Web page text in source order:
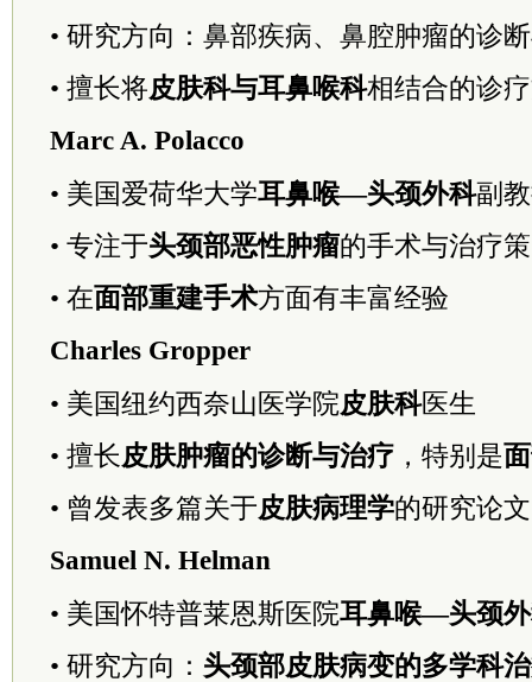
• 研究方向：鼻部疾病、鼻腔肿瘤的诊
• 擅长将皮肤科与耳鼻喉科相结合的诊
Marc A. Polacco
• 美国爱荷华大学耳鼻喉—头颈外科副
• 专注于头颈部恶性肿瘤的手术与治疗
• 在面部重建手术方面有丰富经验
Charles Gropper
• 美国纽约西奈山医学院皮肤科医生
• 擅长皮肤肿瘤的诊断与治疗 ，特别是
• 曾发表多篇关于皮肤病理学的研究论文
Samuel N. Helman
• 美国怀特普莱恩斯医院耳鼻喉—头颈
• 研究方向： 头颈部皮肤病变的多学科